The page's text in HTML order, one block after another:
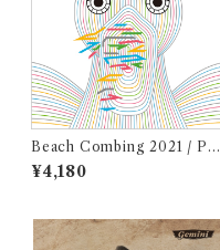
Beach Combing 2021 / Pea
ch Blue (LPレコード＋CD)
¥4,180